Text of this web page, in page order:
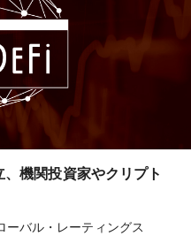
機関投資家やクリプト
バル・レーティングス